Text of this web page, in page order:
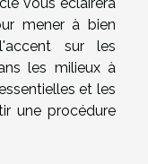
mener à bien
sur les
les milieux à
et les
une procédure